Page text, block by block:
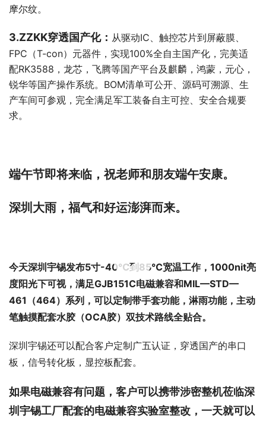
摩尔纹。
3.ZZKK穿透国产化： 从驱动IC、触控芯片到屏蔽膜、
FPC（T-con）元器件，实现100%全自主国产化，完美适
配RK3588，龙芯，飞腾等国产平台及麒麟，鸿蒙，元心，
锐华等国产操作系统。BOM清单可公开、源码可溯源、生
产车间可参观，完全满足军工装备自主可控、安全合规要
求。
端午节即将来临，祝老师和朋友端午安康。
深圳大雨，福气和好运澎湃而来。
今天深圳宇锡发布5寸-40℃到85℃宽温工作，1000nit亮
度阳光下可视，满足GJB151C电磁兼容和MIL—STD—
461（464）系列，可以定制带手套功能，淋雨功能，主动
笔触摸配套水胶（OCA胶）双技术路线全贴合。
深圳宇锡还可以配合客户定制广五认证，穿透国产的串口
板，信号转化板，显控板配套。
如果电磁兼容有问题，客户可以携带涉密整机莅临深
圳宇锡工厂配套的电磁兼容实验室整改，一天就可以